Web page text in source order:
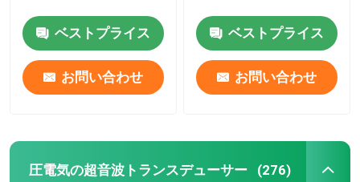
ベストプライス
お問い合わせ
ベストプライス
お問い合わせ
圧電気の超音波トランスデューサー (276)